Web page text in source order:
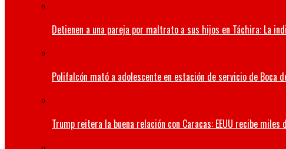
Detienen a una pareja por maltrato a sus hijos en Táchira: La
Polifalcón mató a adolescente en estación de servicio de Boca
Trump reitera la buena relación con Caracas: EEUU recibe miles